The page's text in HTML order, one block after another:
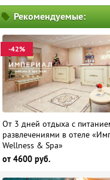
Рекомендуемые:
-42%
От 3 дней отдыха с
развлечениями в отеле
Wellness & Spa»
от 4600 руб.